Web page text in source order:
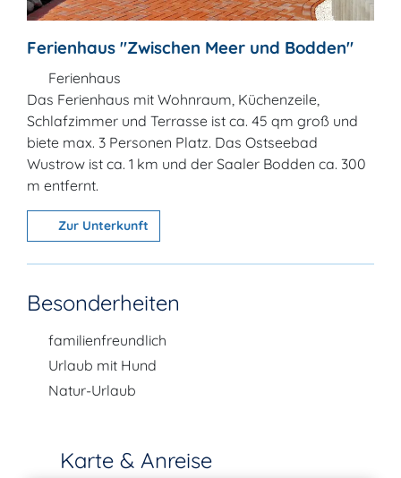
Ferienhaus "Zwischen Meer und Bodden"
Ferienhaus
Das Ferienhaus mit Wohnraum, Küchenzeile,
Schlafzimmer und Terrasse ist ca. 45 qm groß und
biete max. 3 Personen Platz. Das Ostseebad
Wustrow ist ca. 1 km und der Saaler Bodden ca. 300
m entfernt.
Zur Unterkunft
Besonderheiten
familienfreundlich
Urlaub mit Hund
Natur-Urlaub
Karte & Anreise